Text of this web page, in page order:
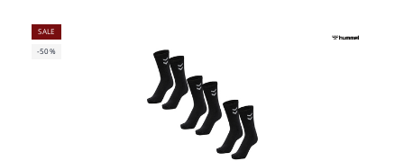
SALE
-50%